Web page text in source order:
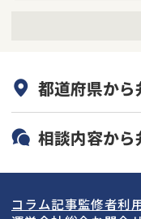
初回相談無料
都道府県から
北海道・東北
北海道
関東
相談内容から
任意整理
コラム記事監修者利